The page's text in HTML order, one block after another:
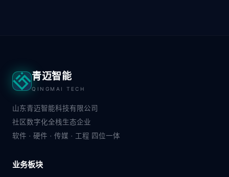
青迈智能
QINGMAI TECH
山东青迈智能科技有限公司
社区数字化全栈生态企业
软件 · 硬件 · 传媒 · 工程 四位一体
业务板块